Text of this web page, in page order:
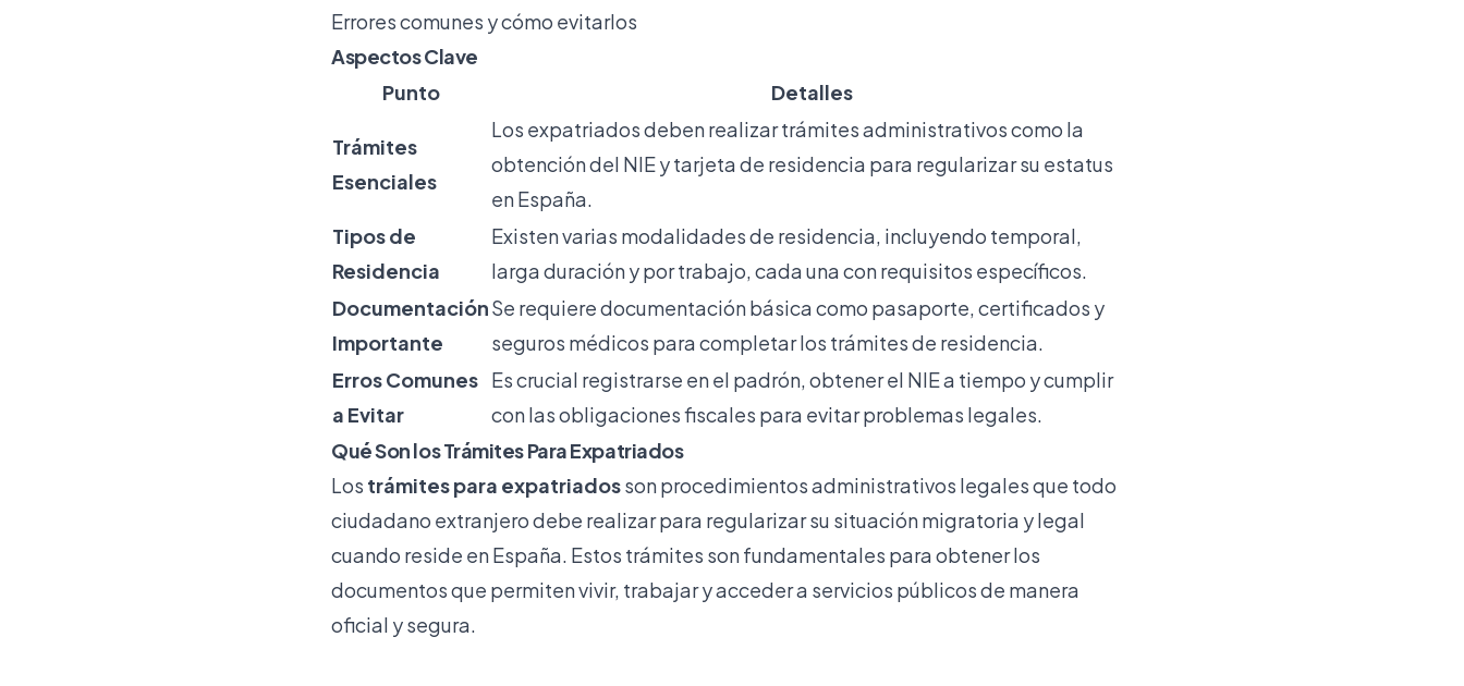
Errores comunes y cómo evitarlos
Aspectos Clave
Punto
Detalles
Trámites
Esenciales
Los expatriados deben realizar trámites administrativos como la
obtención del NIE y tarjeta de residencia para regularizar su estatus
en España.
Tipos de
Residencia
Existen varias modalidades de residencia, incluyendo temporal,
larga duración y por trabajo, cada una con requisitos específicos.
Documentación
Importante
Se requiere documentación básica como pasaporte, certificados y
seguros médicos para completar los trámites de residencia.
Erros Comunes
a Evitar
Es crucial registrarse en el padrón, obtener el NIE a tiempo y cumplir
con las obligaciones fiscales para evitar problemas legales.
Qué Son los Trámites Para Expatriados
Los trámites para expatriadosson procedimientos administrativos legales que todo
ciudadano extranjero debe realizar para regularizar su situación migratoria y legal
cuando reside en España. Estos trámites son fundamentales para obtener los
documentos que permiten vivir, trabajar y acceder a servicios públicos de manera
oficial y segura.